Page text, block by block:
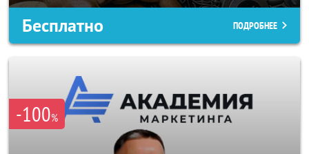
Бесплатно ПОДРОБНЕЕ
-100%